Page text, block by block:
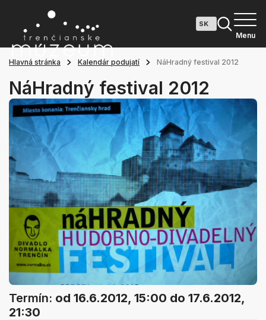
Menu
Hlavná stránka Kalendár podujatí NáHradný festival 2012
NáHradný festival 2012
Termín: od 16.6.2012, 15:00 do 17.6.2012,
21:30